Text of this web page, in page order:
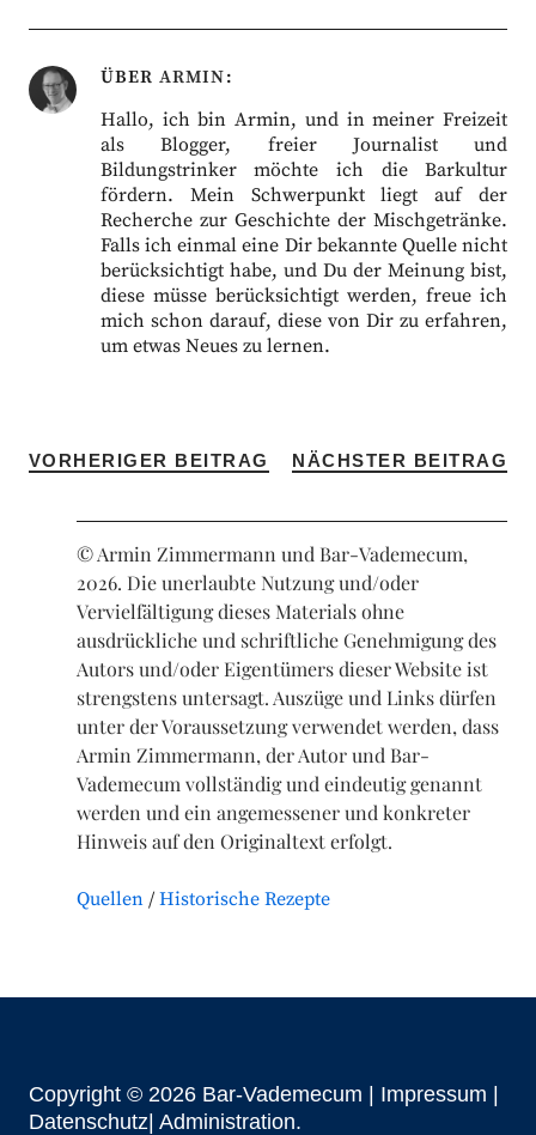
ÜBER ARMIN
Hallo, ich bin Armin, und in meiner Freizeit
als Blogger, freier Journalist und
Bildungstrinker möchte ich die Barkultur
fördern. Mein Schwerpunkt liegt auf der
Recherche zur Geschichte der Mischgetränke.
Falls ich einmal eine Dir bekannte Quelle nicht
berücksichtigt habe, und Du der Meinung bist,
diese müsse berücksichtigt werden, freue ich
mich schon darauf, diese von Dir zu erfahren,
um etwas Neues zu lernen.
VORHERIGER BEITRAG NÄCHSTER BEITRAG
© Armin Zimmermann und Bar-Vademecum,
2026. Die unerlaubte Nutzung und/oder
Vervielfältigung dieses Materials ohne
ausdrückliche und schriftliche Genehmigung des
Autors und/oder Eigentümers dieser Website ist
strengstens untersagt. Auszüge und Links dürfen
unter der Voraussetzung verwendet werden, dass
Armin Zimmermann, der Autor und Bar-
Vademecum vollständig und eindeutig genannt
werden und ein angemessener und konkreter
Hinweis auf den Originaltext erfolgt.
Quellen Historische Rezepte
Copyright © 2026 Bar-Vademecum | Impressum
Datenschutz| Administration